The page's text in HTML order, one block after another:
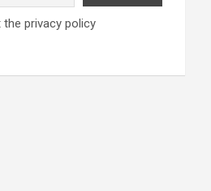
the privacy policy